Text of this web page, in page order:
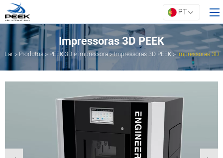
Propriedade
Inovação
Sobre a ARK
Recursos
PT
Impressoras 3D PEEK
Lar > Produtos> PEEK 3D e impressora>Impressoras 3D PEEK> Impressoras 3D
FDM PEEK industriais Modelo Q200 Q300